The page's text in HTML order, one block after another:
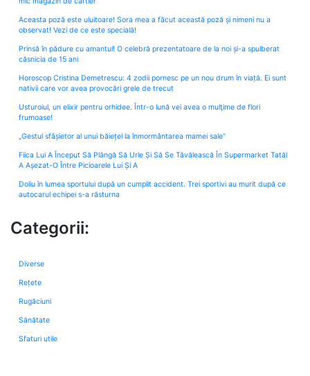
Aceasta poză este uluitoare! Sora mea a făcut această poză și nimeni nu a
observat! Vezi de ce este specială!
Prinsă în pădure cu amantul! O celebră prezentatoare de la noi și-a spulberat
căsnicia de 15 ani
Horoscop Cristina Demetrescu: 4 zodii pornesc pe un nou drum în viață. Ei sunt
nativii care vor avea provocări grele de trecut
Usturoiul, un elixir pentru orhidee. Într-o lună vei avea o mulţime de flori
frumoase!
„Gestul sfâșietor al unui băiețel la înmormântarea mamei sale”
Fiica Lui A Început Să Plângă Să Urle Și Să Se Tăvălească În Supermarket Tatăl
A Așezat-O Între Picioarele Lui Și A
Doliu în lumea sportului după un cumplit accident. Trei sportivi au murit după ce
autocarul echipei s-a răsturna
Categorii:
Diverse
Rețete
Rugăciuni
Sănătate
Sfaturi utile